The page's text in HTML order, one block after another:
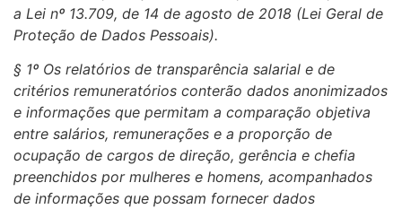
a Lei nº 13.709, de 14 de agosto de 2018 (Lei Geral de
Proteção de Dados Pessoais).
§ 1º Os relatórios de transparência salarial e de
critérios remuneratórios conterão dados anonimizados
e informações que permitam a comparação objetiva
entre salários, remunerações e a proporção de
ocupação de cargos de direção, gerência e chefia
preenchidos por mulheres e homens, acompanhados
de informações que possam fornecer dados